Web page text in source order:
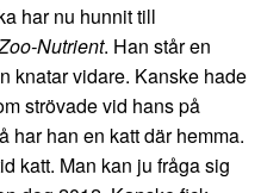
har nu hunnit till
Nutrient. Han står en
knatar vidare. Kanske hade
strövade vid hans på
har han en katt där hemma.
katt. Man kan ju fråga sig